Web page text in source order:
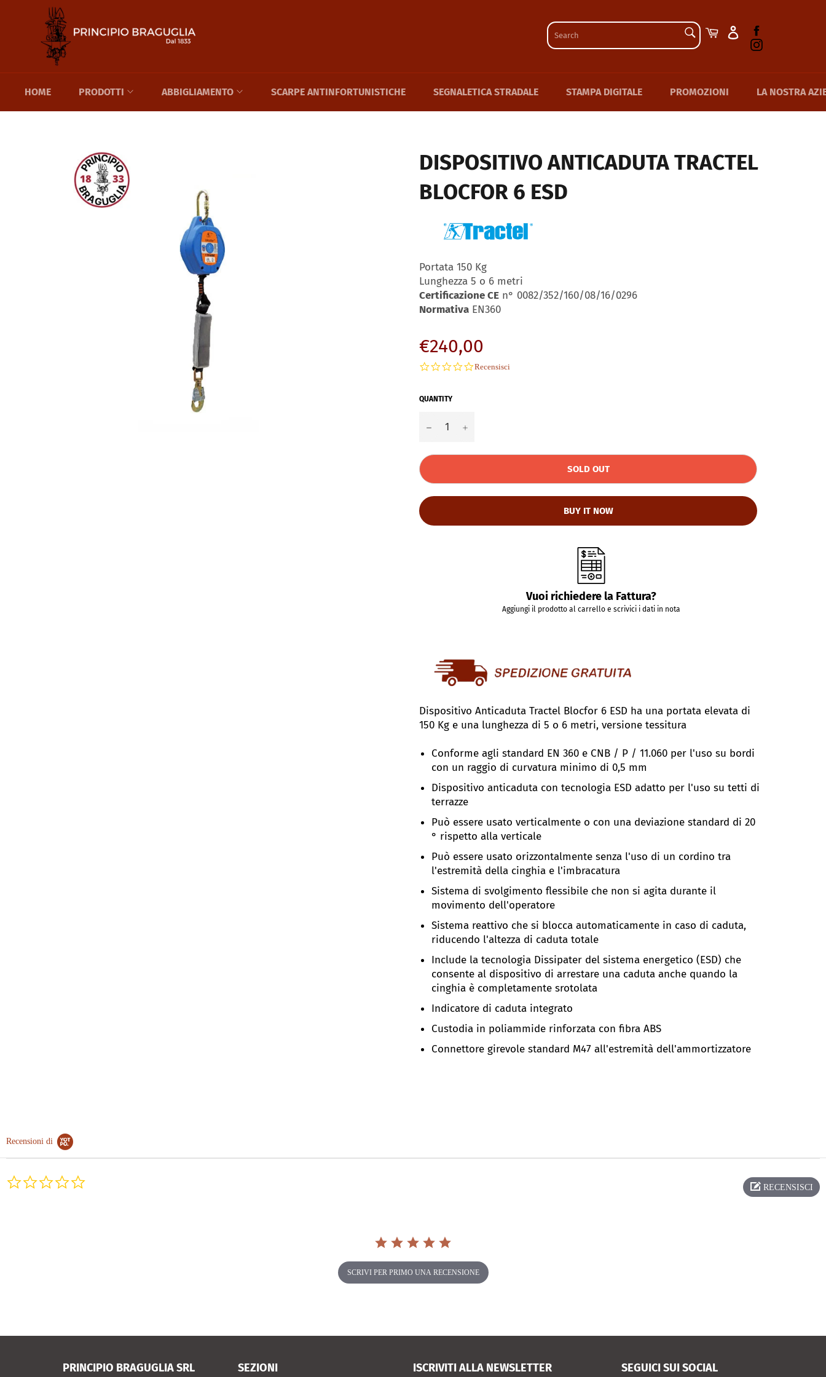
SEARCH
Search
Cart
Instagram
HOME PRODOTTI ABBIGLIAMENTO SCARPE ANTINFORTUNISTICHE SEGNALETICA STRADALE STAMPA DIGITALE PROMOZIONI LA NOSTRA
DISPOSITIVO ANTICADUTA TRACTEL
BLOCFOR 6 ESD
Portata 150 Kg
Lunghezza 5 o 6 metri
Certificazione CE n° 0082/352/160/08/16/0296
Normativa EN360
Regular
price
€240,00
0.0
Recensisci
QUANTITY
− +
SOLD OUT
BUY IT NOW
Vuoi richiedere la Fattura?
Aggiungi il prodotto al carrello e scrivici i dati in nota
Dispositivo Anticaduta Tractel Blocfor 6 ESD ha una portata elevata di
150 Kg e una lunghezza di 5 o 6 metri, versione tessitura
Conforme agli standard EN 360 e CNB / P / 11.060 per l'uso su bordi
con un raggio di curvatura minimo di 0,5 mm
Dispositivo anticaduta con tecnologia ESD adatto per l'uso su tetti di
terrazze
Può essere usato verticalmente o con una deviazione standard di 20
° rispetto alla verticale
Può essere usato orizzontalmente senza l'uso di un cordino tra
l'estremità della cinghia e l'imbracatura
Sistema di svolgimento flessibile che non si agita durante il
movimento dell'operatore
Sistema reattivo che si blocca automaticamente in caso di caduta,
riducendo l'altezza di caduta totale
Include la tecnologia Dissipater del sistema energetico (ESD) che
consente al dispositivo di arrestare una caduta anche quando la
cinghia è completamente srotolata
Indicatore di caduta integrato
Custodia in poliammide rinforzata con fibra ABS
Connettore girevole standard M47 all'estremità dell'ammortizzatore
Recensioni di
RECENSISCI
SCRIVI PER PRIMO UNA RECENSIONE
PRINCIPIO BRAGUGLIA SRL SEZIONI ISCRIVITI ALLA NEWSLETTER SEGUICI SUI SOCIAL